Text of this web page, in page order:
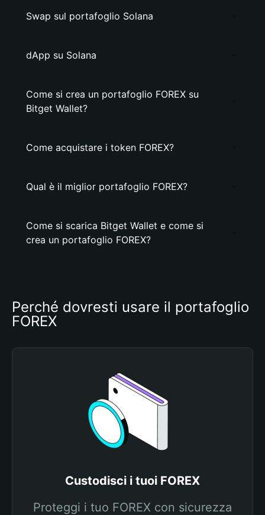
Swap sul portafoglio Solana
dApp su Solana
Come si crea un portafoglio FOREX su
Bitget Wallet?
Come acquistare i token FOREX?
Qual è il miglior portafoglio FOREX?
Come si scarica Bitget Wallet e come si
crea un portafoglio FOREX?
Perché dovresti usare il portafoglio
FOREX
Custodisci i tuoi FOREX
Proteggi i tuo FOREX con sicurezza